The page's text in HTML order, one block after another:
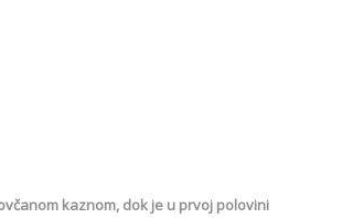
kaznom, dok je u prvoj polovini